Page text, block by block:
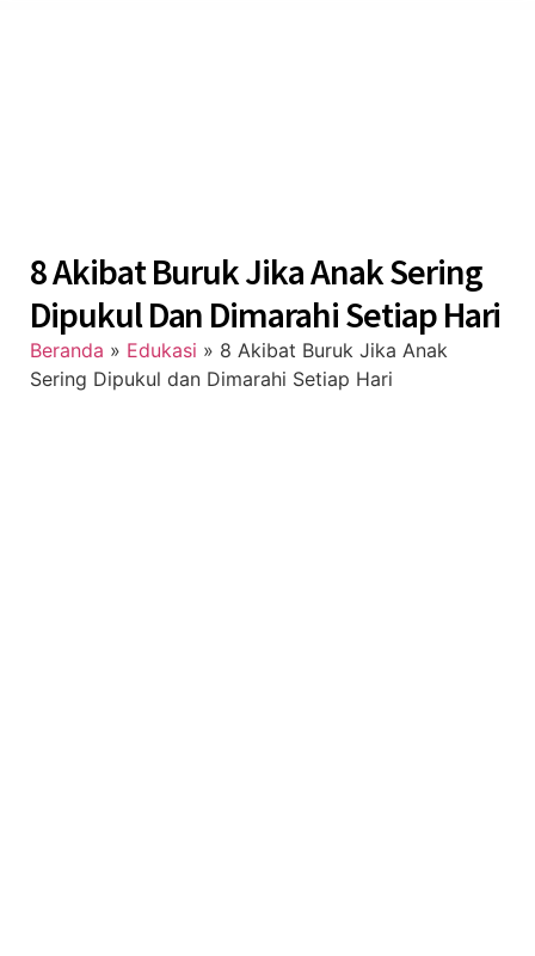
8 Akibat Buruk Jika Anak Sering
Dipukul Dan Dimarahi Setiap Hari
Beranda » Edukasi » 8 Akibat Buruk Jika Anak
Sering Dipukul dan Dimarahi Setiap Hari